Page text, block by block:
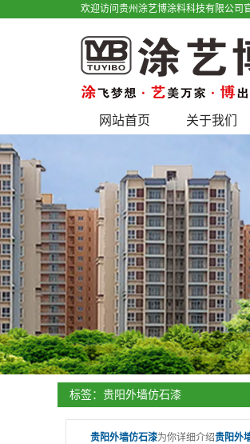
欢迎访问贵州涂艺博涂料科技有限公司
网站首页 关于我们
宣传视频
户外广告
产品优势
标签：贵阳外墙仿石漆
贵阳外墙仿石漆为你详细介绍贵阳外